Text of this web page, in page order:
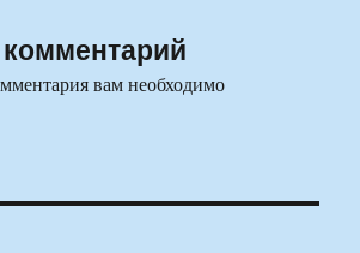
вам необходимо